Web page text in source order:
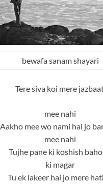
bewafa sanam shayari
Tere siva koi mere
mee nahi
Aakho mee wo nami hai jo
mee nahi
Tujhe pane ki koshish
ki magar
Tu ek lakeer hai jo mere